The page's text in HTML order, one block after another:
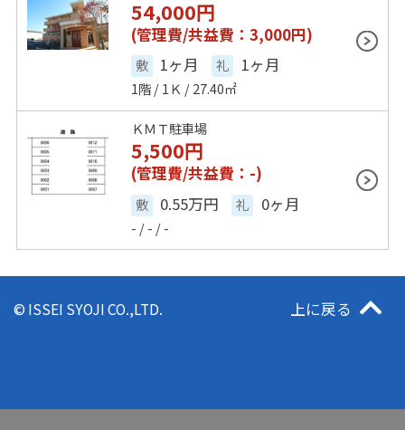
54,000円
(管理費/共益費：3,000円)
敷 1ヶ月 礼 1ヶ月
1階 / 1Ｋ / 27.40㎡
ＫＭＴ駐車場
5,500円
(管理費/共益費：-)
敷 0.55万円 礼 0ヶ月
- / - / -
© ISSEI SYOJI CO.,LTD. 上に戻る